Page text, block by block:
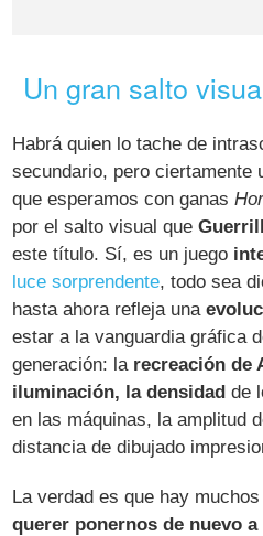
Un gran salto
Habrá quien lo tache de
secundario, pero ciertamente
que esperamos con ganas
por el salto visual que
este título. Sí, es un juego
luce sorprendente, todo sea
hasta ahora refleja una
estar a la vanguardia gráfica
generación: la recreación de
iluminación, la densidad de
en las máquinas, la amplitud
distancia de dibujado
La verdad es que hay
querer ponernos de nuevo